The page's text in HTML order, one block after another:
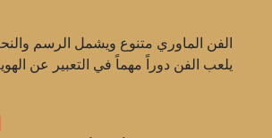
الفن الماوري متنوع ويشمل الرسم
يلعب الفن دوراً مهماً في التعبير عن